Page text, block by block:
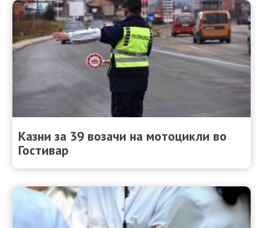
Казни за 39 возачи на мотоцикли во
Гостивар